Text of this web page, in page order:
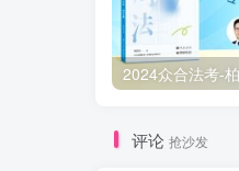
评论 抢沙发